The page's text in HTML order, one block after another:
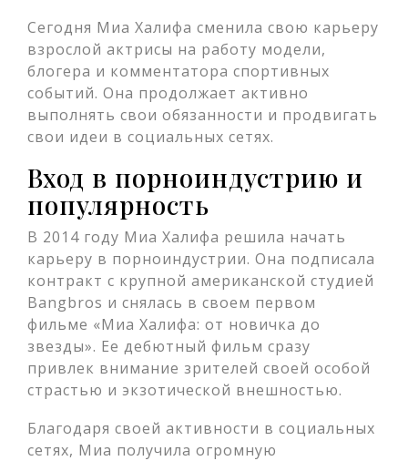
Сегодня Миа Халифа сменила свою карьеру
взрослой актрисы на работу модели,
блогера и комментатора спортивных
событий. Она продолжает активно
выполнять свои обязанности и продвигать
свои идеи в социальных сетях.
Вход в порноиндустрию и
популярность
В 2014 году Миа Халифа решила начать
карьеру в порноиндустрии. Она подписала
контракт с крупной американской студией
Bangbros и снялась в своем первом
фильме «Миа Халифа: от новичка до
звезды». Ее дебютный фильм сразу
привлек внимание зрителей своей особой
страстью и экзотической внешностью.
Благодаря своей активности в социальных
сетях, Миа получила огромную